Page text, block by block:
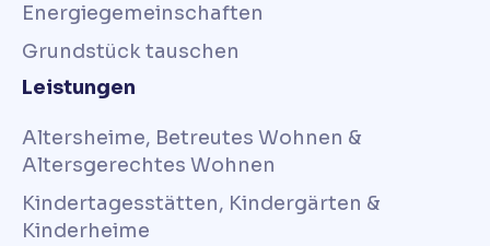
Energiegemeinschaften
Grundstück tauschen
Leistungen
Altersheime, Betreutes Wohnen &
Altersgerechtes Wohnen
Kindertagesstätten, Kindergärten &
Kinderheime